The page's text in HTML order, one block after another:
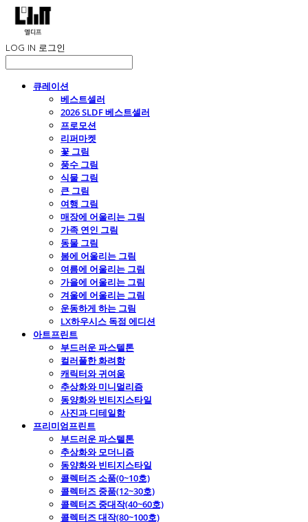
LOG IN 로그인
큐레이션
베스트셀러
2026 SLDF 베스트셀러
프로모션
리퍼마켓
꽃 그림
풍수 그림
식물 그림
큰 그림
여행 그림
매장에 어울리는 그림
가족 연인 그림
동물 그림
봄에 어울리는 그림
여름에 어울리는 그림
가을에 어울리는 그림
겨울에 어울리는 그림
운동하게 하는 그림
LX하우시스 독점 에디션
아트프린트
부드러운 파스텔톤
컬러풀한 화려함
캐릭터와 귀여움
추상화와 미니멀리즘
동양화와 빈티지스타일
사진과 디테일함
프리미엄프린트
부드러운 파스텔톤
추상화와 모더니즘
동양화와 빈티지스타일
콜렉터즈 소품(0~10호)
콜렉터즈 중품(12~30호)
콜렉터즈 중대작(40~60호)
콜렉터즈 대작(80~100호)